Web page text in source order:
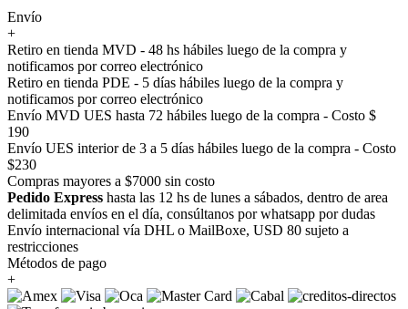
Envío
+
Retiro en tienda MVD - 48 hs hábiles luego de la compra y
notificamos por correo electrónico
Retiro en tienda PDE - 5 días hábiles luego de la compra y
notificamos por correo electrónico
Envío MVD UES hasta 72 hábiles luego de la compra - Costo $
190
Envío UES interior de 3 a 5 días hábiles luego de la compra - Costo
$230
Compras mayores a $7000 sin costo
Pedido Express hasta las 12 hs de lunes a sábados, dentro de area
delimitada envíos en el día, consúltanos por whatsapp por dudas
Envío internacional vía DHL o MailBoxe, USD 80 sujeto a
restricciones
Métodos de pago
+